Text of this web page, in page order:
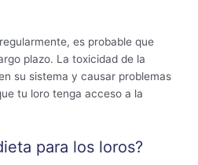
es probable que
plazo. La toxicidad de la
su sistema y causar problemas
tu loro tenga acceso a la
para los loros?